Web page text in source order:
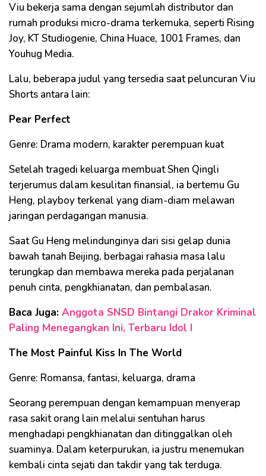
Viu bekerja sama dengan sejumlah distributor dan
rumah produksi micro-drama terkemuka, seperti Rising
Joy, KT Studiogenie, China Huace, 1001 Frames, dan
Youhug Media.
Lalu, beberapa judul yang tersedia saat peluncuran Viu
Shorts antara lain:
Pear Perfect
Genre: Drama modern, karakter perempuan kuat
Setelah tragedi keluarga membuat Shen Qingli
terjerumus dalam kesulitan finansial, ia bertemu Gu
Heng, playboy terkenal yang diam-diam melawan
jaringan perdagangan manusia.
Saat Gu Heng melindunginya dari sisi gelap dunia
bawah tanah Beijing, berbagai rahasia masa lalu
terungkap dan membawa mereka pada perjalanan
penuh cinta, pengkhianatan, dan pembalasan.
Baca Juga: Anggota SNSD Bintangi Drakor Kriminal
Paling Menegangkan Ini, Terbaru Idol I
The Most Painful Kiss In The World
Genre: Romansa, fantasi, keluarga, drama
Seorang perempuan dengan kemampuan menyerap
rasa sakit orang lain melalui sentuhan harus
menghadapi pengkhianatan dan ditinggalkan oleh
suaminya. Dalam keterpurukan, ia justru menemukan
kembali cinta sejati dan takdir yang tak terduga.